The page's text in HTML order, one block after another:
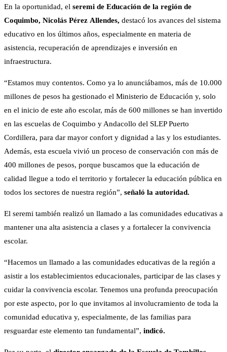
En la oportunidad, el seremi de Educación de la región de
Coquimbo, Nicolás Pérez Allendes, destacó los avances del sistema
educativo en los últimos años, especialmente en materia de
asistencia, recuperación de aprendizajes e inversión en
infraestructura.
“Estamos muy contentos. Como ya lo anunciábamos, más de 10.000
millones de pesos ha gestionado el Ministerio de Educación y, solo
en el inicio de este año escolar, más de 600 millones se han invertido
en las escuelas de Coquimbo y Andacollo del SLEP Puerto
Cordillera, para dar mayor confort y dignidad a las y los estudiantes.
Además, esta escuela vivió un proceso de conservación con más de
400 millones de pesos, porque buscamos que la educación de
calidad llegue a todo el territorio y fortalecer la educación pública en
todos los sectores de nuestra región”, señaló la autoridad.
El seremi también realizó un llamado a las comunidades educativas a
mantener una alta asistencia a clases y a fortalecer la convivencia
escolar.
“Hacemos un llamado a las comunidades educativas de la región a
asistir a los establecimientos educacionales, participar de las clases y
cuidar la convivencia escolar. Tenemos una profunda preocupación
por este aspecto, por lo que invitamos al involucramiento de toda la
comunidad educativa y, especialmente, de las familias para
resguardar este elemento tan fundamental”, indicó.